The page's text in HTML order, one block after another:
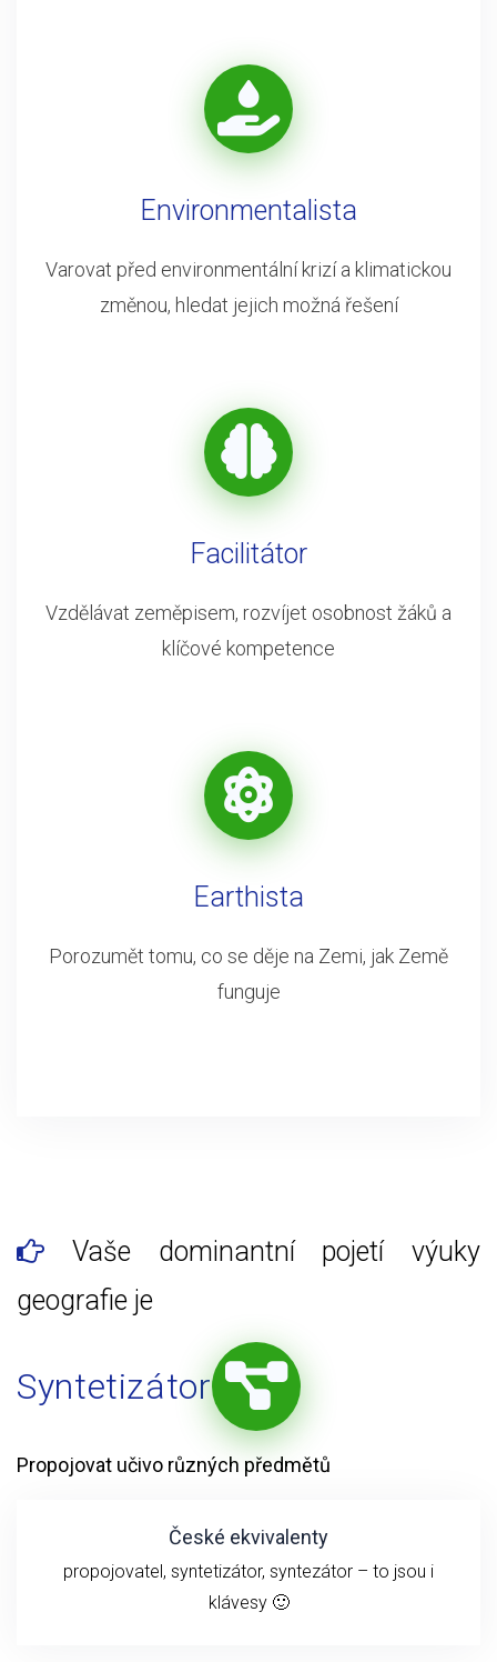
Environmentalista
Varovat před environmentální krizí a klimatickou
změnou, hledat jejich možná řešení
Facilitátor
Vzdělávat zeměpisem, rozvíjet osobnost žáků a
klíčové kompetence
Earthista
Porozumět tomu, co se děje na Zemi, jak Země
funguje
Vaše dominantní pojetí výuky
geografie je
Syntetizátor
Propojovat učivo různých předmětů
České ekvivalenty
propojovatel, syntetizátor, syntezátor – to jsou i
klávesy 🙂